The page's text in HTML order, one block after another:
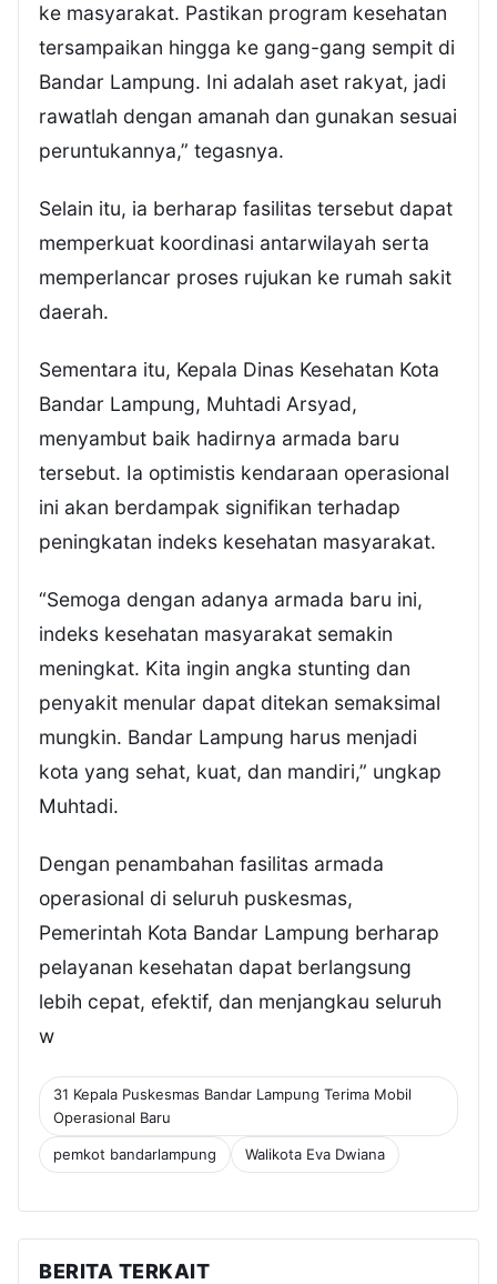
ke masyarakat. Pastikan program kesehatan
tersampaikan hingga ke gang-gang sempit di
Bandar Lampung. Ini adalah aset rakyat, jadi
rawatlah dengan amanah dan gunakan sesuai
peruntukannya,” tegasnya.
Selain itu, ia berharap fasilitas tersebut dapat
memperkuat koordinasi antarwilayah serta
memperlancar proses rujukan ke rumah sakit
daerah.
Sementara itu, Kepala Dinas Kesehatan Kota
Bandar Lampung, Muhtadi Arsyad,
menyambut baik hadirnya armada baru
tersebut. Ia optimistis kendaraan operasional
ini akan berdampak signifikan terhadap
peningkatan indeks kesehatan masyarakat.
“Semoga dengan adanya armada baru ini,
indeks kesehatan masyarakat semakin
meningkat. Kita ingin angka stunting dan
penyakit menular dapat ditekan semaksimal
mungkin. Bandar Lampung harus menjadi
kota yang sehat, kuat, dan mandiri,” ungkap
Muhtadi.
Dengan penambahan fasilitas armada
operasional di seluruh puskesmas,
Pemerintah Kota Bandar Lampung berharap
pelayanan kesehatan dapat berlangsung
lebih cepat, efektif, dan menjangkau seluruh
w
31 Kepala Puskesmas Bandar Lampung Terima Mobil
Operasional Baru
pemkot bandarlampung Walikota Eva Dwiana
BERITA TERKAIT